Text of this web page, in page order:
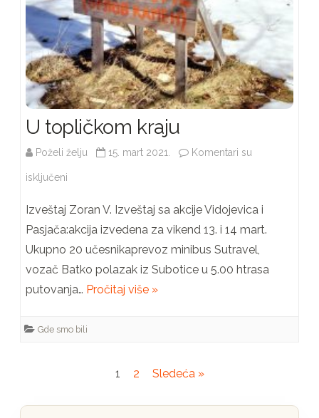
U topličkom kraju
Poželi želju 15. mart 2021. Komentari su
isključeni
topličkom
kraju
Izveštaj Zoran V. Izveštaj sa akcije Vidojevica i
Pasjača:akcija izvedena za vikend 13. i 14 mart.
Ukupno 20 učesnikaprevoz minibus Sutravel,
vozač Batko polazak iz Subotice u 5.00 htrasa
putovanja… Pročitaj više »
Gde smo bili
1 2 Sledeća »